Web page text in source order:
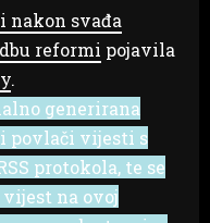
nakon svađa
reformi pojavila
.
generirana
povlači vijesti s
protokola, te se
na ovoj